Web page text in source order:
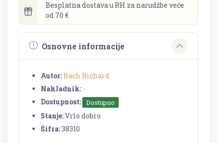
Besplatna dostava u RH za narudžbe veće
od 70 €
Osnovne informacije
Autor:Bach Richard
Nakladnik: -
Dostupnost:
Dostupno
Stanje:Vrlo dobro
Šifra:38310